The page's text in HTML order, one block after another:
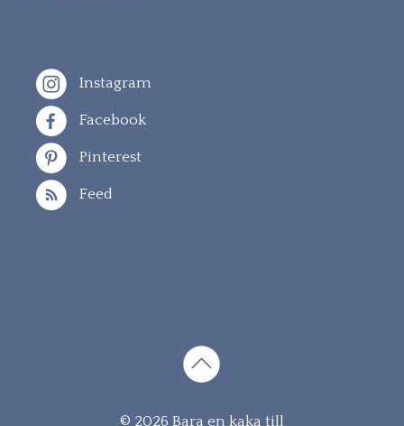
Instagram
Facebook
Pinterest
Feed
© 2026 Bara en kaka till